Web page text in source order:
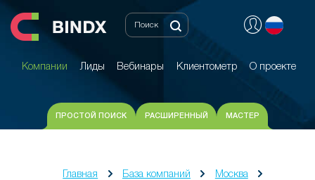
Компании Лиды Вебинары Клиентометр О проекте
Компании Лиды Вебинары Клиентометр О проекте
ПРОСТОЙ ПОИСК РАСШИРЕННЫЙ МАСТЕР
Главная База компаний
Москва